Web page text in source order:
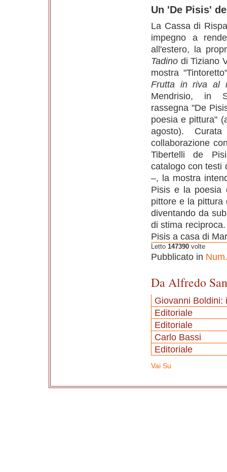
Un 'De Pisis'
La Cassa di
impegno a
all'estero, la
Tadinodi Tiziano
mostra
Frutta in riva al
Mendrisio, in
rassegna "De
poesia e pittura"
agosto).
collaborazione
Tibertelli de
catalogo con testi
–, la mostra
Pisis e la poesia
pittore e la pittura
diventando da
di stima
Pisis a casa di
Letto 147390volte
Pubblicato in
Da Alfredo
Giovanni Boldini:
Editoriale
Editoriale
Carlo Bassi
Editoriale
Vai Su